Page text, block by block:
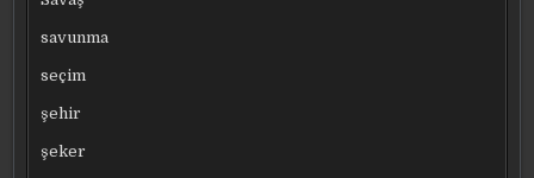
savunma
seçim
şehir
şeker